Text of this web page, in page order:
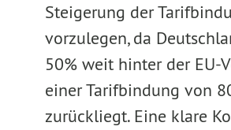
Steigerung der
vorzulegen, da
50% weit hinter der EU-
einer Tarifbindung von
zurückliegt. Eine klare